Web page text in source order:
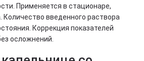
Применяется в стационаре,
введенного раствора
Коррекция показателей
осложнений.